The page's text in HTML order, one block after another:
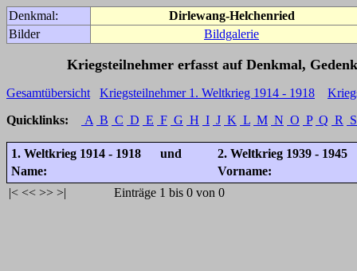
Denkmal:
Dirlewang-Helchenried
Bilder
Bildgalerie
Kriegsteilnehmer erfasst auf Denkmal,
Gesamtübersicht Kriegsteilnehmer 1. Weltkrieg 1914 - 1918
Quicklinks:
A B C D E F G H I J K L M N O P Q R S
1. Weltkrieg 1914 - 1918 und
2. Weltkrieg 1939 - 1945
Name:
Vorname:
|< << >> >| Einträge 1 bis 0 von 0